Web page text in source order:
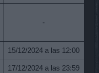
-
15/12/2024 a las 12:00
17/12/2024 a las 23:59